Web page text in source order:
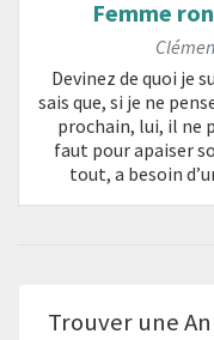
Femme
Devinez de quoi je
sais que, si je ne
prochain, lui, il ne
faut pour apaiser
tout, a besoin
Trouver une